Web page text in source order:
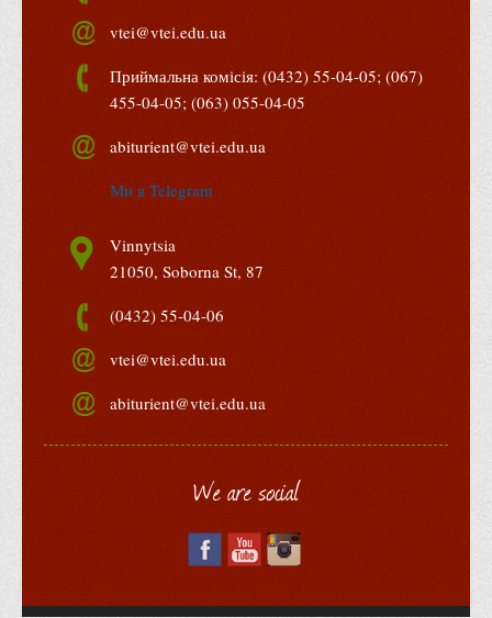
vtei@vtei.edu.ua
Приймальна комісія: (0432) 55-04-05; (067)
455-04-05; (063) 055-04-05
abiturient@vtei.edu.ua
Ми в Telegram
Vinnytsia
21050, Soborna St, 87
(0432) 55-04-06
vtei@vtei.edu.ua
abiturient@vtei.edu.ua
We are social